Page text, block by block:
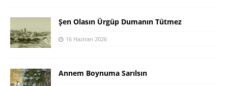
Şen Olasın Ürgüp Dumanın Tütmez
16 Haziran 2026
Annem Boynuma Sarılsın